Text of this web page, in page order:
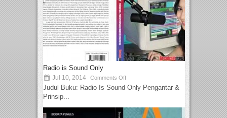
Radio is Sound Only
Jul 10, 2014 Comments Off
Judul Buku: Radio Is Sound Only Pengantar &
Prinsip...